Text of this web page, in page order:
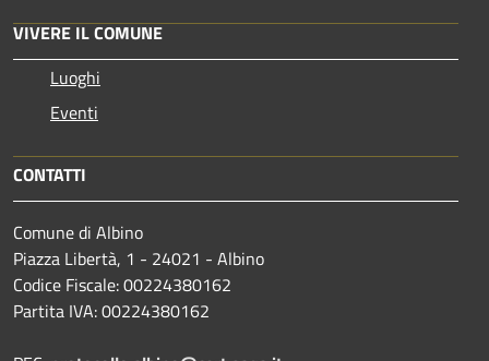
VIVERE IL COMUNE
Luoghi
Eventi
CONTATTI
Comune di Albino
Piazza Libertà, 1 - 24021 - Albino
Codice Fiscale: 00224380162
Partita IVA: 00224380162